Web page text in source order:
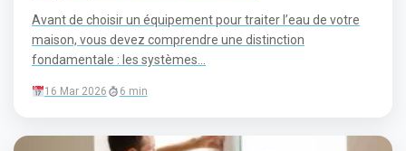
Avant de choisir un équipement pour traiter l’eau de votre
maison, vous devez comprendre une distinction
fondamentale : les systèmes...
16 Mar 2026 6 min